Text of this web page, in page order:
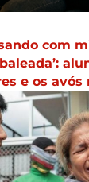
com
e os avós